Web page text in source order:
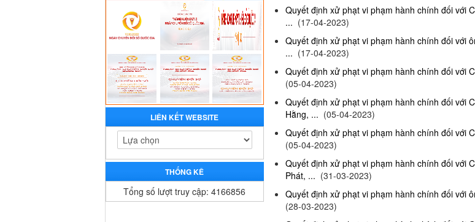
LIÊN KẾT WEBSITE
THỐNG KÊ
Tổng số lượt truy cập: 4166856
Quyết định xử phạt vi phạm hành chính đối với
... (17-04-2023)
Quyết định xử phạt vi phạm hành chính đối với
... (17-04-2023)
Quyết định xử phạt vi phạm hành chính đối với
(05-04-2023)
Quyết định xử phạt vi phạm hành chính đối với
Hằng, ... (05-04-2023)
Quyết định xử phạt vi phạm hành chính đối với
(05-04-2023)
Quyết định xử phạt vi phạm hành chính đối với
Phát, ... (31-03-2023)
Quyết định xử phạt vi phạm hành chính đối với
(28-03-2023)